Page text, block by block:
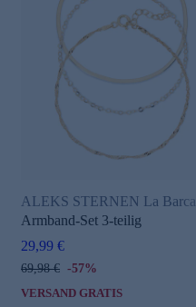
ALEKS STERNEN La Barca
Armband-Set 3-teilig
29,99 €
69,98 € -57%
VERSAND GRATIS